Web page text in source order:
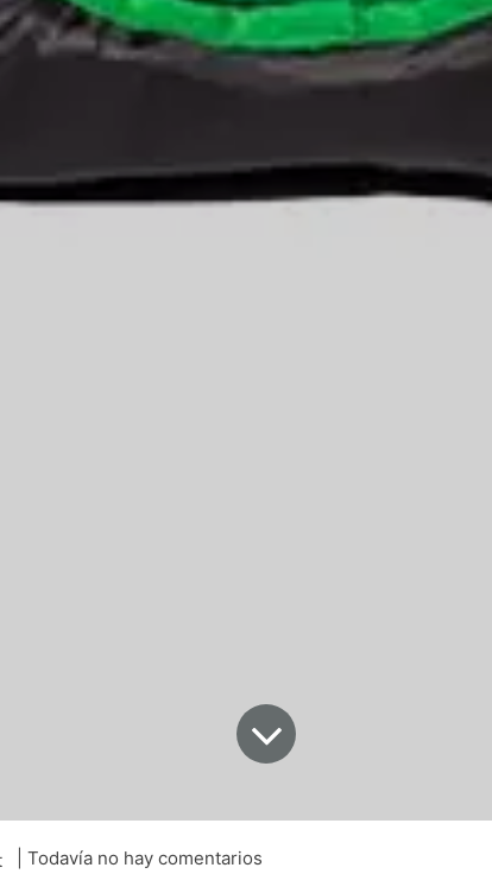
| Todavía no hay comentarios